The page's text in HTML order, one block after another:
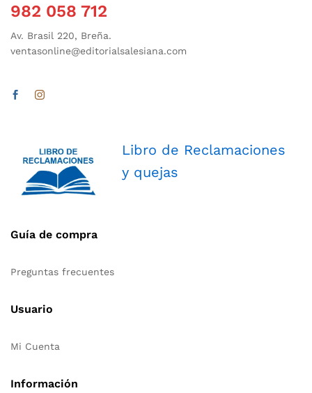
982 058 712
Av. Brasil 220, Breña.
ventasonline@editorialsalesiana.com
Libro de Reclamaciones
y quejas
Guía de compra
Preguntas frecuentes
Usuario
Mi Cuenta
Información